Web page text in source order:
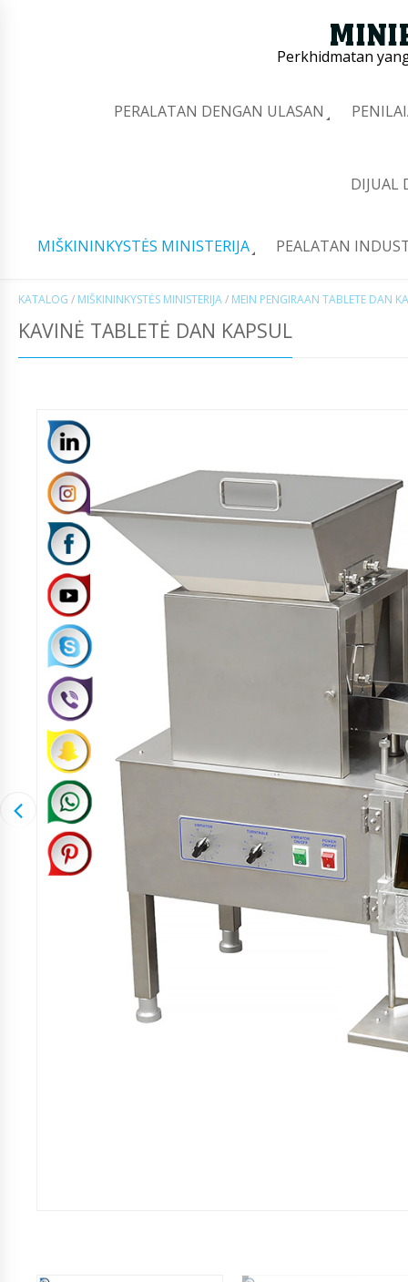
Perkhidmatan
PERALATAN DENGAN ULASAN
DIJUAL
MIŠKININKYSTĖS MINISTERIJA PEALATAN
KATALOG / MIŠKININKYSTĖS MINISTERIJA/ MEIN PENGIRAAN TABLETE DAN
KAVINĖ TABLETĖ DAN KAPSUL